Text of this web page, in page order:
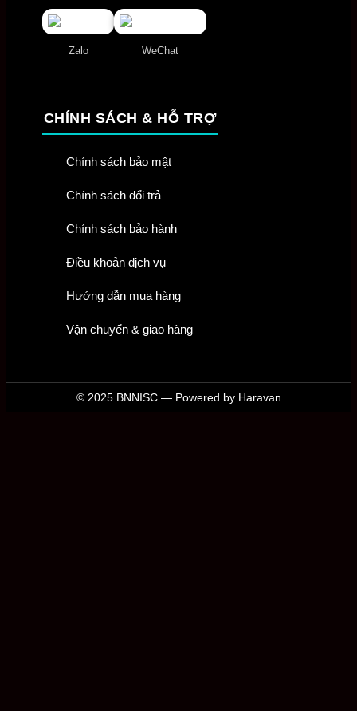
Zalo WeChat
CHÍNH SÁCH & HỖ TRỢ
Chính sách bảo mật
Chính sách đổi trả
Chính sách bảo hành
Điều khoản dịch vụ
Hướng dẫn mua hàng
Vận chuyển & giao hàng
© 2025 BNNISC — Powered by Haravan